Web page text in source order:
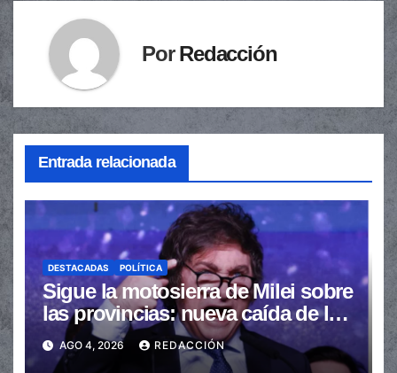
PorRedacción
Entrada relacionada
DESTACADAS POLÍTICA
Sigue la motosierra de Milei sobre
las provincias: nueva caída de las
transferencias no automáticas
AGO 4, 2026 REDACCIÓN